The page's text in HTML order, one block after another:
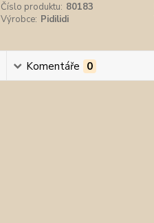
Číslo produktu: 80183
Výrobce: Pidilidi
Komentáře 0